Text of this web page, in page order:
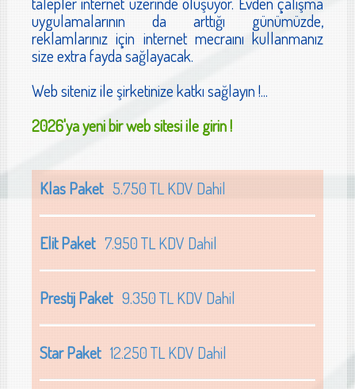
uygulamalarının da arttığı günümüzde,
reklamlarınız için internet mecraını kullanmanız
size extra fayda sağlayacak.
Web siteniz ile şirketinize katkı sağlayın !...
2026'ya yeni bir web sitesi ile girin !
Klas Paket5.750 TL KDV Dahil
Elit Paket7.950 TL KDV Dahil
Prestij Paket9.350 TL KDV Dahil
Star Paket12.250 TL KDV Dahil